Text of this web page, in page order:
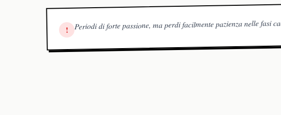
! Periodi di forte passione, ma perdi facilmente pazienza nelle fasi